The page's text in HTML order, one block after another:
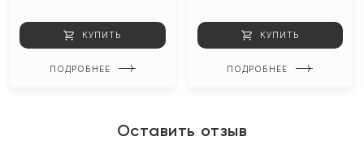
КУПИТЬ
ПОДРОБНЕЕ
КУПИТЬ
ПОДРОБНЕЕ
Оставить отзыв